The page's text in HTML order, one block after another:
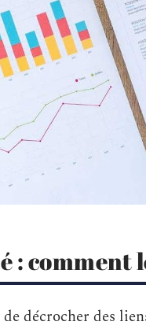
: comment
décrocher des